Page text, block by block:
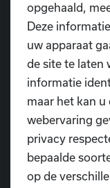
Voor de
en
opgehaald,
Deze
uw apparaat
de site te laten
informatie
maar het kan u
webervaring
privacy
bepaalde
op de